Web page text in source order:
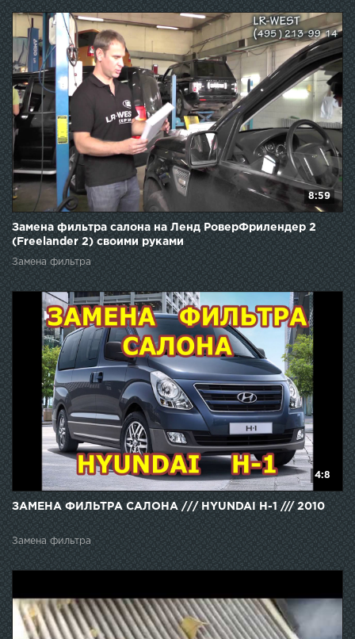
8:59
Замена фильтра салона на Ленд РоверФрилендер 2
(Freelander 2) своими руками
Замена фильтра
4:8
ЗАМЕНА ФИЛЬТРА САЛОНА /// HYUNDAI H-1 /// 2010
Замена фильтра